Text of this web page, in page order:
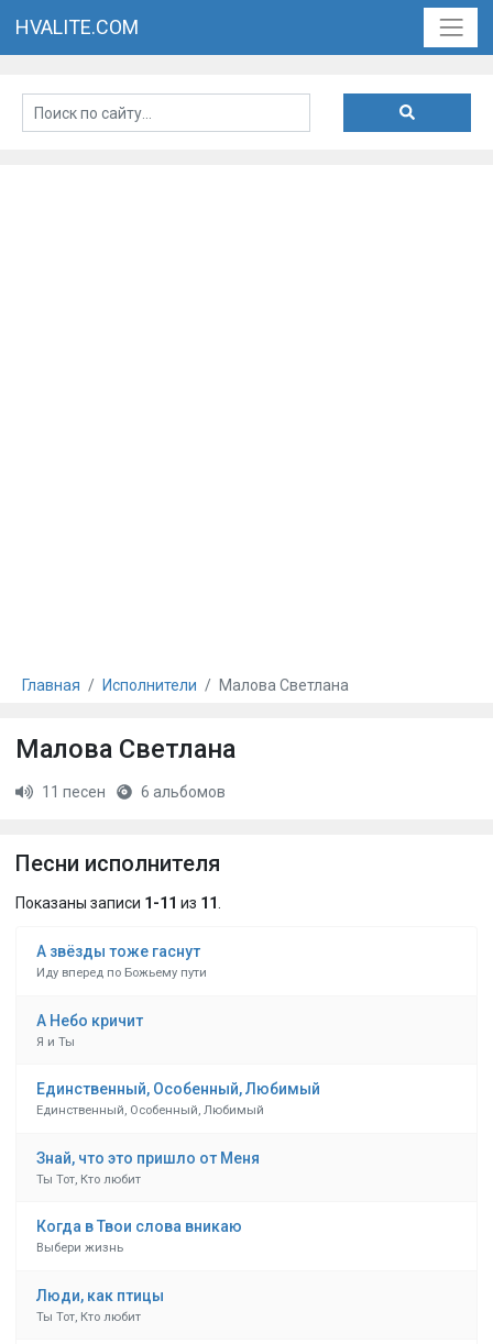
HVALITE.COM
Главная Исполнители Малова Светлана
Малова Светлана
11 песен 6 альбомов
Песни исполнителя
Показаны записи 1-11 из 11
А звёзды тоже гаснут
Иду вперед по Божьему пути
А Небо кричит
Я и Ты
Единственный, Особенный, Любимый
Единственный, Особенный, Любимый
Знай, что это пришло от Меня
Ты Тот, Кто любит
Когда в Твои слова вникаю
Выбери жизнь
Люди, как птицы
Ты Тот, Кто любит